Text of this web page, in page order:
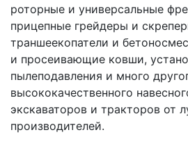
роторные и универсальные
прицепные грейдеры и
траншеекопатели и
и просеивающие ковши,
пылеподавления и много
высококачественного
экскаваторов и тракторов от
производителей.